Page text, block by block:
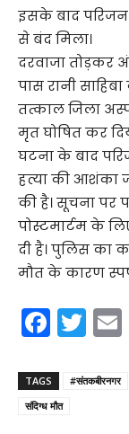
इसके बाद परिजन
से बंद मिला।
दरवाजा तोड़कर
पास रानी
तत्काल जिला
मृत घोषित कर
घटना के बाद
हत्या की आशंका
की है। सूचना
पोस्टमार्टम के
दी है। पुलिस का
मौत के कारण
F
a
c
e
T
w
itt
TAGS #संतकबीरनगर
संदिग्ध मौत